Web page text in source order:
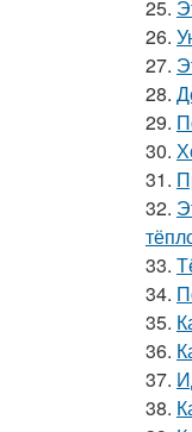
25.
26.
27.
28.
29.
30.
31.
32.
33.
34.
35.
36.
37.
38.